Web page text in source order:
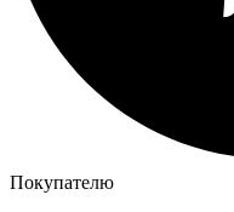
Покупателю